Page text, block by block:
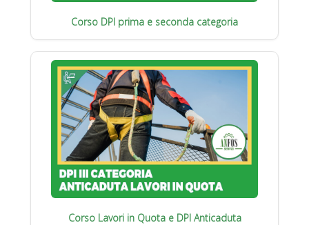
Corso DPI prima e seconda categoria
Corso Lavori in Quota e DPI Anticaduta